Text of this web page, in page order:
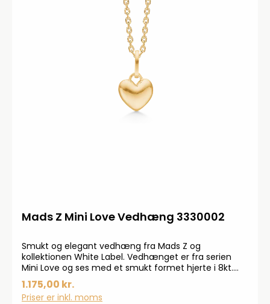
Mads Z Mini Love Vedhæng 3330002
Smukt og elegant vedhæng fra Mads Z og
kollektionen White Label. Vedhænget er fra serien
Mini Love og ses med et smukt formet hjerte i 8kt.
guld. Vedhænget måler 6 mm.
1.175,00 kr.
Priser er inkl. moms